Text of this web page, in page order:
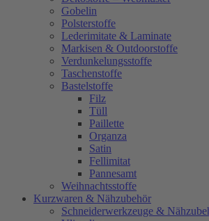
Gobelin
Polsterstoffe
Lederimitate & Laminate
Markisen & Outdoorstoffe
Verdunkelungsstoffe
Taschenstoffe
Bastelstoffe
Filz
Tüll
Paillette
Organza
Satin
Fellimitat
Pannesamt
Weihnachtsstoffe
Kurzwaren & Nähzubehör
Schneiderwerkzeuge &